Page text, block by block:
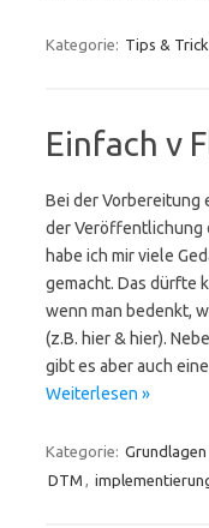
Kategorie: Tips &
Einfach v
Bei der Vorbereitung
der Veröffentlichung
habe ich mir viele
gemacht. Das dürfte
wenn man bedenkt,
(z.B. hier & hier).
gibt es aber auch
Weiterlesen »
Kategorie: Grundlagen
DTM ,